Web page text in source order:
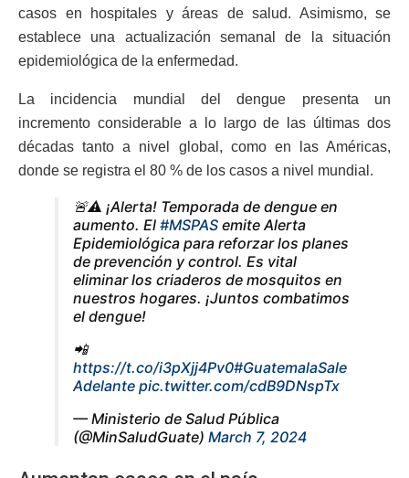
casos en hospitales y áreas de salud. Asimismo, se
establece una actualización semanal de la situación
epidemiológica de la enfermedad.
La incidencia mundial del dengue presenta un
incremento considerable a lo largo de las últimas dos
décadas tanto a nivel global, como en las Américas,
donde se registra el 80 % de los casos a nivel mundial.
🚨⚠ ¡Alerta! Temporada de dengue en
aumento. El #MSPAS emite Alerta
Epidemiológica para reforzar los planes
de prevención y control. Es vital
eliminar los criaderos de mosquitos en
nuestros hogares. ¡Juntos combatimos
el dengue!
📲
https://t.co/i3pXjj4Pv0#GuatemalaSale
Adelante pic.twitter.com/cdB9DNspTx
— Ministerio de Salud Pública
(@MinSaludGuate) March 7, 2024